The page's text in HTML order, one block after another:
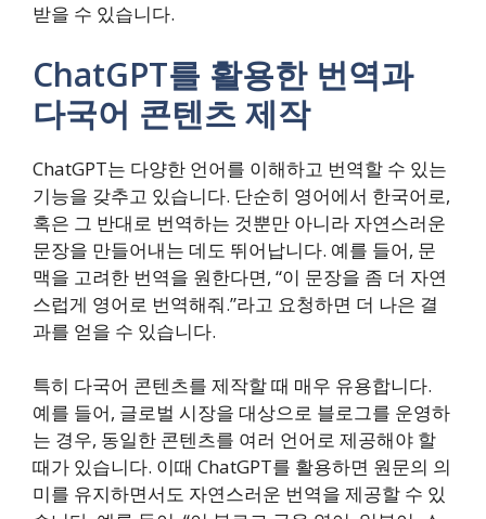
받을 수 있습니다.
ChatGPT를 활용한 번역과
다국어 콘텐츠 제작
ChatGPT는 다양한 언어를 이해하고 번역할 수 있는
기능을 갖추고 있습니다. 단순히 영어에서 한국어로,
혹은 그 반대로 번역하는 것뿐만 아니라 자연스러운
문장을 만들어내는 데도 뛰어납니다. 예를 들어, 문
맥을 고려한 번역을 원한다면, “이 문장을 좀 더 자연
스럽게 영어로 번역해줘.”라고 요청하면 더 나은 결
과를 얻을 수 있습니다.
특히 다국어 콘텐츠를 제작할 때 매우 유용합니다.
예를 들어, 글로벌 시장을 대상으로 블로그를 운영하
는 경우, 동일한 콘텐츠를 여러 언어로 제공해야 할
때가 있습니다. 이때 ChatGPT를 활용하면 원문의 의
미를 유지하면서도 자연스러운 번역을 제공할 수 있